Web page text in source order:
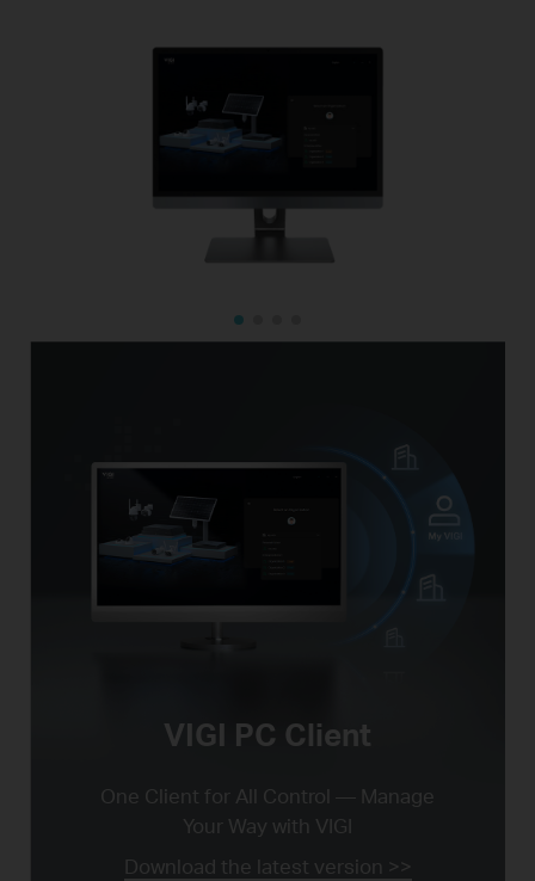
VIGI PC Client
One Client for All Control — Manage
Your Way with VIGI
Download the latest version >>